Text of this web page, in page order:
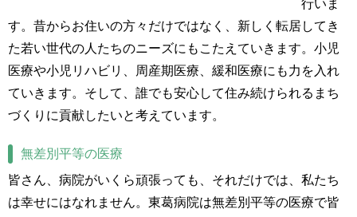
行いま
す。昔からお住いの方々だけではなく、新しく転居してき
た若い世代の人たちのニーズにもこたえていきます。小児
医療や小児リハビリ、周産期医療、緩和医療にも力を入れ
ていきます。そして、誰でも安心して住み続けられるまち
づくりに貢献したいと考えています。
無差別平等の医療
皆さん、病院がいくら頑張っても、それだけでは、私たち
は幸せにはなれません。東葛病院は無差別平等の医療で皆